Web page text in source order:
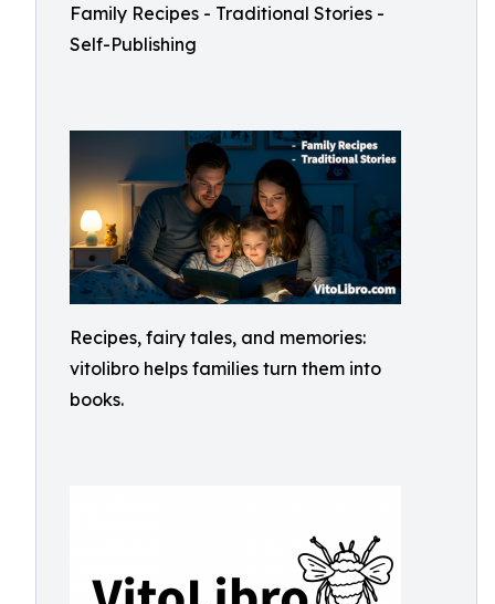
Family Recipes - Traditional Stories -
Self-Publishing
Recipes, fairy tales, and memories:
vitolibro helps families turn them into
books.